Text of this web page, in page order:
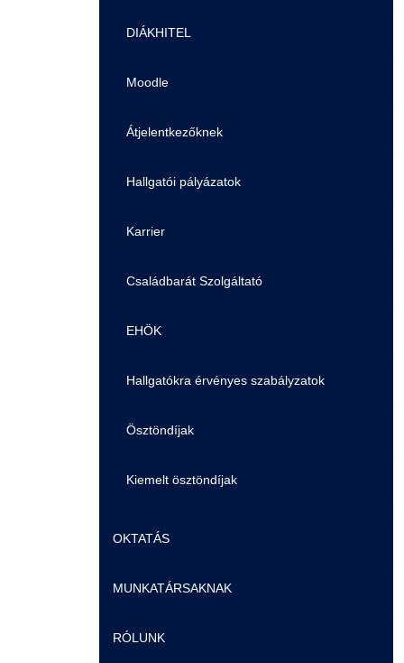
DIÁKHITEL
Moodle
Átjelentkezőknek
Hallgatói pályázatok
Karrier
Családbarát Szolgáltató
EHÖK
Hallgatókra érvényes szabályzatok
Ösztöndíjak
Kiemelt ösztöndíjak
Nemzetközi Lehetőségek
Szolgáltatások
Fordítási Szolgáltatások
OKTATÁS
Képzéseink
Duális képzés
MUNKATÁRSAKNAK
Képzéseink
RÓLUNK